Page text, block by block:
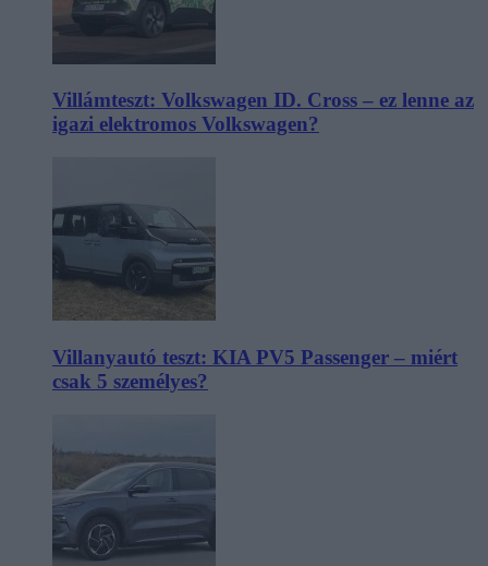
Villámteszt: Volkswagen ID. Cross – ez lenne az
igazi elektromos Volkswagen?
Villanyautó teszt: KIA PV5 Passenger – miért
csak 5 személyes?